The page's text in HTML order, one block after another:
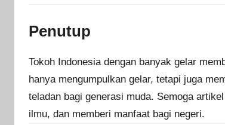
Penutup
Tokoh Indonesia dengan banyak gelar
hanya mengumpulkan gelar, tetapi juga
teladan bagi generasi muda. Semoga
ilmu, dan memberi manfaat bagi negeri.